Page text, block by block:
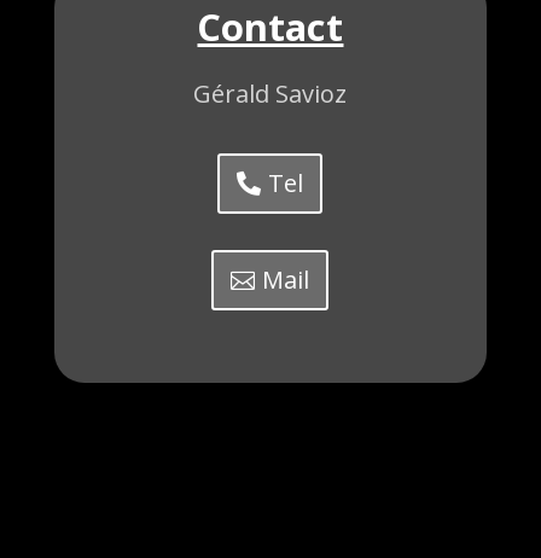
Contact
Gérald Savioz
Tel
Mail